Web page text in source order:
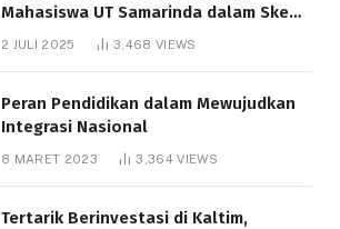
Mahasiswa UT Samarinda dalam Skema
Bantuan Pendidikan Gratispol
2 JULI 2025 3,468 VIEWS
Peran Pendidikan dalam Mewujudkan
Integrasi Nasional
8 MARET 2023 3,364VIEWS
Tertarik Berinvestasi di Kaltim,